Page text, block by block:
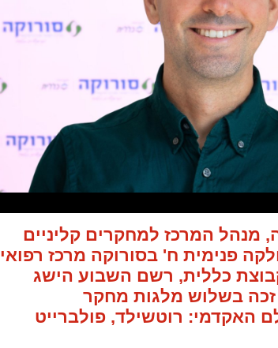
מנהל המרכז למחקרים קליניים
פנימית ח' בסורוקה מרכז רפואי
כללית, רשם השבוע הישג
זכה בשלוש מלגות מחקר
האקדמי: רוטשילד, פולברייט